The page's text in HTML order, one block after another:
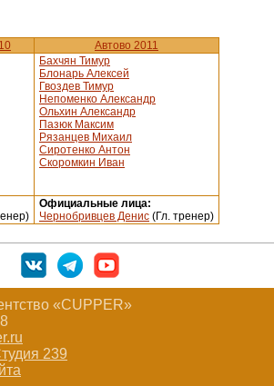
Автово 2011
Бахчян Тимур
Блонарь Алексей
Гвоздев Тимур
Непоменко Александр
Ольхин Александр
Пазюк Максим
Рязанцев Михаил
Сиротенко Антон
Скоромкин Иван
Официальные лица:
Чернобривцев Денис (Гл. тренер)
«CUPPER»
239